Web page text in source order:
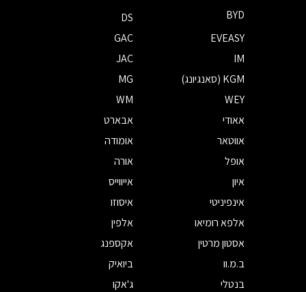
BYD
DS
EVEASY
GAC
IM
JAC
KGM (סאנגיונג)
MG
WEY
WM
אאודי
אבארט
אווטאר
אומודה
אופל
אורה
איון
אייווייס
אינפיניטי
איסוזו
אלפא רומיאו
אלפין
אסטון מרטין
אקספנג
ב.מ.וו
ביואיק
בנטלי
ג'אקו